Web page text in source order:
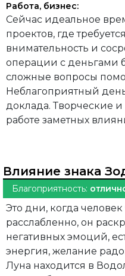
Работа, бизнес:
Сейчас идеальное
проектов, где
внимательность и
операции с деньгами
сложные вопросы
Неблагоприятный
доклада. Творческие
работе заметных
Влияние знака
Благоприятность:
Это дни, когда человек
расслабленно, он
негативных эмоций,
энергия, желание
Луна находится в